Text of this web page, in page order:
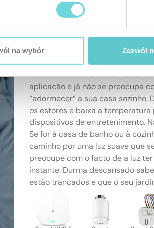
na wybór Zezwól
Bons sonhos
Lavar os dentes e entrar na
aplicação e já não se preocupa
“adormecer” a sua casa sozinho.
os estores e baixa a temperatura
dispositivos de entretenimento.
Se for à casa de banho ou à
caminho por uma luz suave que
preocupe com o facto de a luz
instante. Durma descansado
estão trancados e que o seu